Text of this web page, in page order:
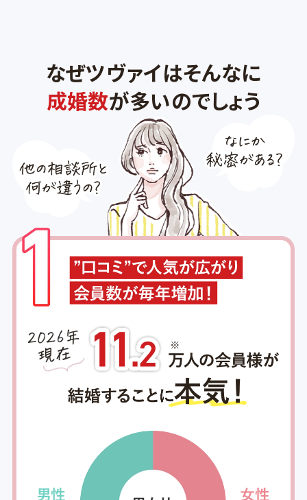
なぜツヴァイはそんなに
成婚数が多いのでしょう